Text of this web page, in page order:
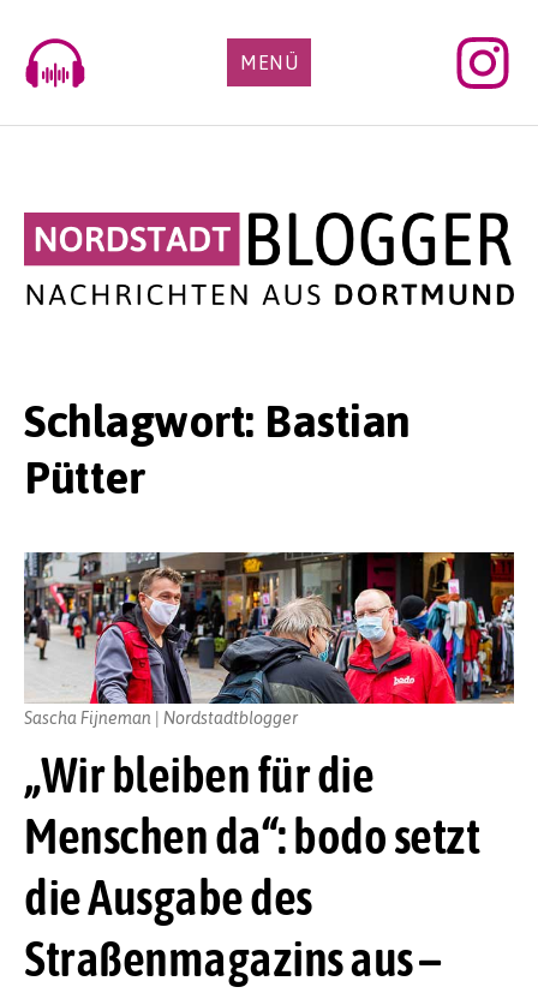
content
MENÜ
Schlagwort: Bastian
Pütter
„Wir bleiben für die
Menschen da“: bodo setzt
die Ausgabe des
Straßenmagazins aus –
Sascha Fijneman | Nordstadtblogger